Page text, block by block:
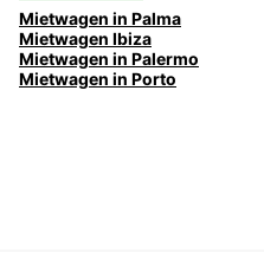
Mietwagen in Palma
Mietwagen Ibiza
Mietwagen in Palermo
Mietwagen in Porto